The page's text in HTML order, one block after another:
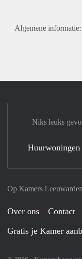
Algemene informatie:
Op Kamers
Over ons Contact
Gratis je Kamer
Niks leuks
Huurwoningen